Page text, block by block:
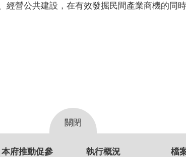
營公共建設，在有效發掘民間產業商機的同
關閉
本府推動促參
執行概況 檔